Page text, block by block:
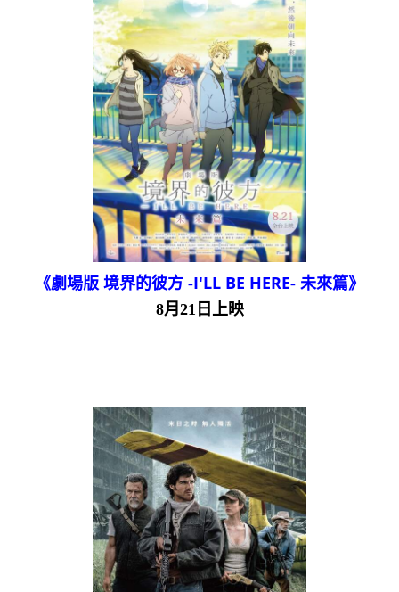
《劇場版 境界的彼方 -I'LL BE HERE- 未來篇》
8月21日上映